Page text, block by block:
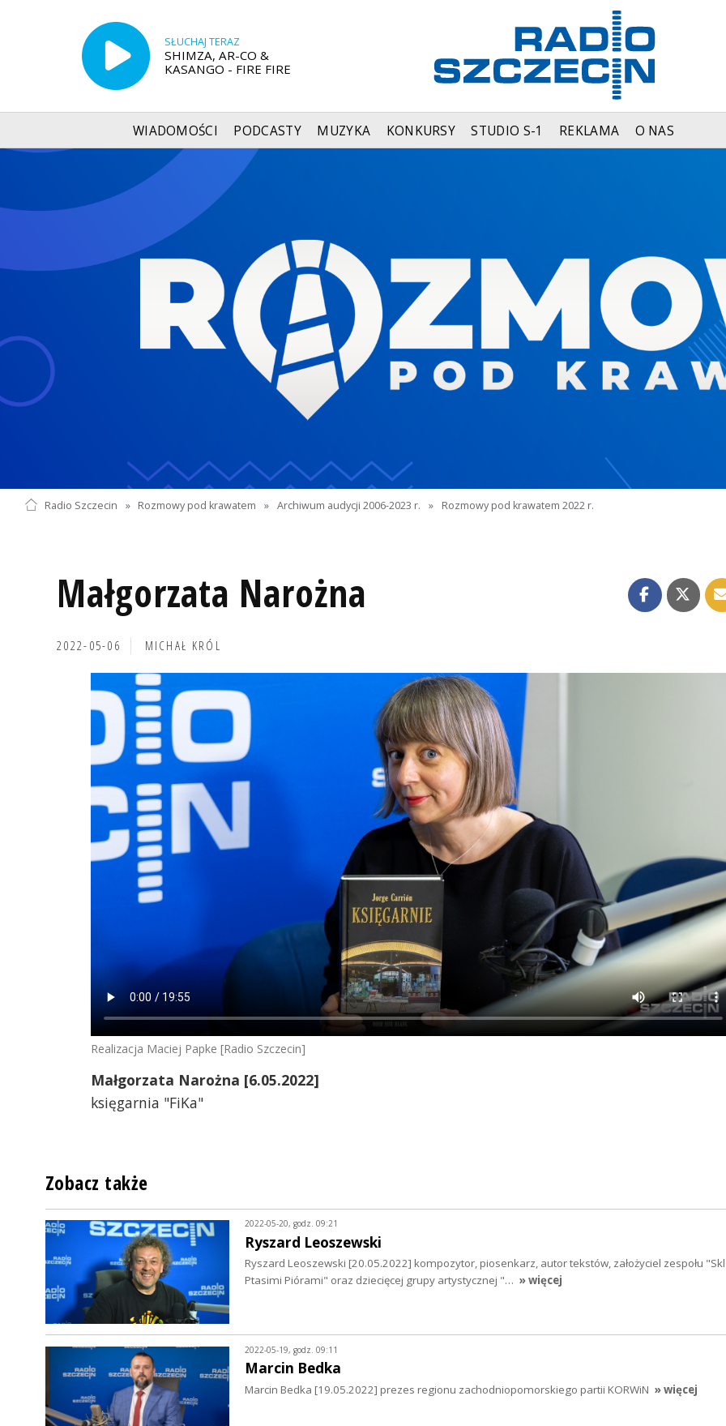
SŁUCHAJ TERAZ
SHIMZA, AR-CO &
KASANGO - FIRE FIRE
WIADOMOŚCI PODCASTY MUZYKA KONKURSY STUDIO S-1 REKLAMA O NAS
Radio Szczecin » Rozmowy pod krawatem » Archiwum audycji 2006-2023 r. » Rozmowy pod krawatem 2022 r.
Małgorzata Narożna
2022-05-06 MICHAŁ KRÓL
Realizacja Maciej Papke [Radio Szczecin]
Małgorzata Narożna [6.05.2022]
księgarnia "FiKa"
Zobacz także
2022-05-20, godz. 09:21
Ryszard Leoszewski
Ryszard Leoszewski [20.05.2022] kompozytor, piosenkarz, autor tekstów, założyciel zespołu
Ptasimi Piórami" oraz dziecięcej grupy artystycznej "… » więcej
2022-05-19, godz. 09:11
Marcin Bedka
Marcin Bedka [19.05.2022] prezes regionu zachodniopomorskiego partii KORWiN » więcej